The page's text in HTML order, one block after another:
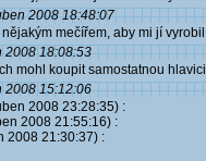
2008 18:48:07
mečířem, aby mi jí
2008 18:08:53
mohl koupit samostatnou
2008 15:12:06
2008 23:28:35) :
2008 21:55:16) :
2008 21:30:37) :